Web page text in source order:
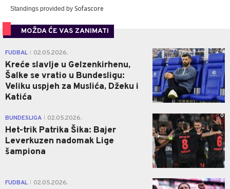
Standings provided by Sofascore
MOŽDA ĆE VAS ZANIMATI
FUDBAL 02.05.2026.
Kreće slavlje u Gelzenkirhenu,
Šalke se vratio u Bundesligu:
Veliku uspjeh za Muslića, Džeku i
Katića
0
BUNDESLIGA 02.05.2026.
Het-trik Patrika Šika: Bajer
Leverkuzen nadomak Lige
šampiona
0
FUDBAL 02.05.2026. 0